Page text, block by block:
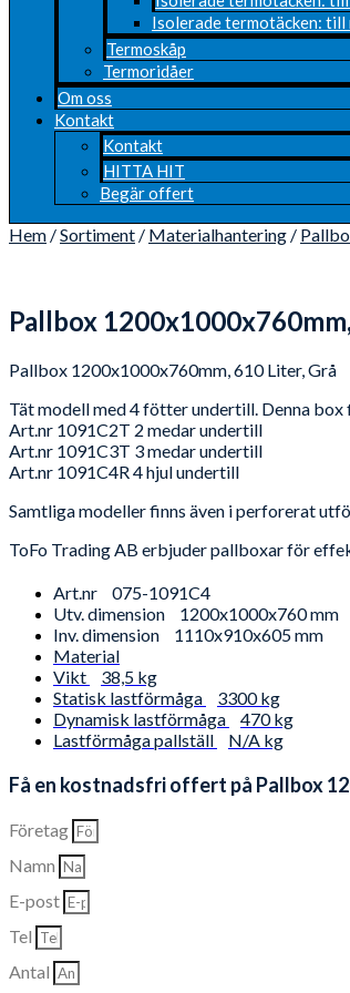
Isolerade termotäcken:
Termoskåp
Termoridåer
Om oss
Kontakt
Kontakt
HITTA HIT
Begär offert
Hem /Sortiment / Materialhantering /
Pallbox
Pallbox 1200x1000x760mm, 610 Liter, Grå
Tät modell med 4 fötter undertill. Denna box
Art.nr 1091C2T 2 medar undertill
Art.nr 1091C3T 3 medar undertill
Art.nr 1091C4R 4 hjul undertill
Samtliga modeller finns även i perforerat
ToFo Trading AB erbjuder pallboxar för
Art.nr
075-1091C4
Utv. dimension
1200x1000x760 mm
Inv. dimension
1110x910x605 mm
Material
Vikt
38,5 kg
Statisk lastförmåga
3300 kg
Dynamisk lastförmåga
470 kg
Lastförmåga pallställ
N/A kg
Få en kostnadsfri offert på Pallbox
Företag
Namn
E-post
Tel
Antal